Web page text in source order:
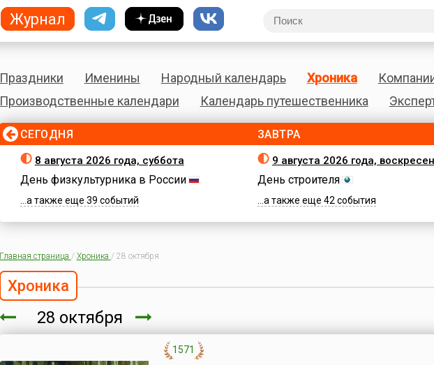
Праздники Именины Народный календарь Хроника
Производственные календари
Календарь путешественника
СЕГОДНЯ
8 августа 2026 года, суббота
День физкультурника в России
...а также еще 39 событий
ЗАВТРА
9 августа 2026 года,
День строителя
...а также еще 42 события
Главная страница / Хроника / 28 октября
Хроника
28 октября
1571
Журнал